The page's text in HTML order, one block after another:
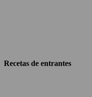
Recetas de entrantes